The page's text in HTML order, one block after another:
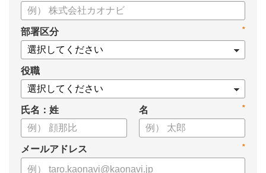
*
部署区分
役職
氏名：姓 *
名
*
メールアドレス